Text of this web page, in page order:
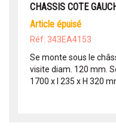
CHASSIS COTE
article épuisé
Réf: 343EA4153
Se monte sous le
visite diam. 120 mm.
1700 x l 235 x H 320